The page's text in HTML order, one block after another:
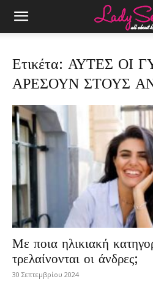
Ετικέτα: ΑΥΤΕΣ ΟΙ
ΑΡΕΣΟΥΝ ΣΤΟΥΣ
Με ποια ηλικιακή
τρελαίνονται οι άνδρες;
30 Σεπτεμβρίου 2024